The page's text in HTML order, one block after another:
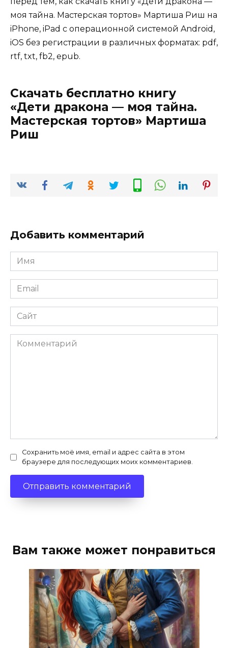
моя тайна. Мастерская тортов» Мартиша Риш на
iPhone, iPad с операционной системой Android,
iOS без регистрации в различных форматах: pdf,
rtf, txt, fb2, epub.
Скачать бесплатно книгу
«Дети дракона — моя тайна.
Мастерская тортов» Мартиша
Риш
Добавить комментарий
Имя
*
Email
*
Сайт
Комментарий
Сохранить моё имя, email и адрес сайта в этом
браузере для последующих моих комментариев.
Вам также может понравиться